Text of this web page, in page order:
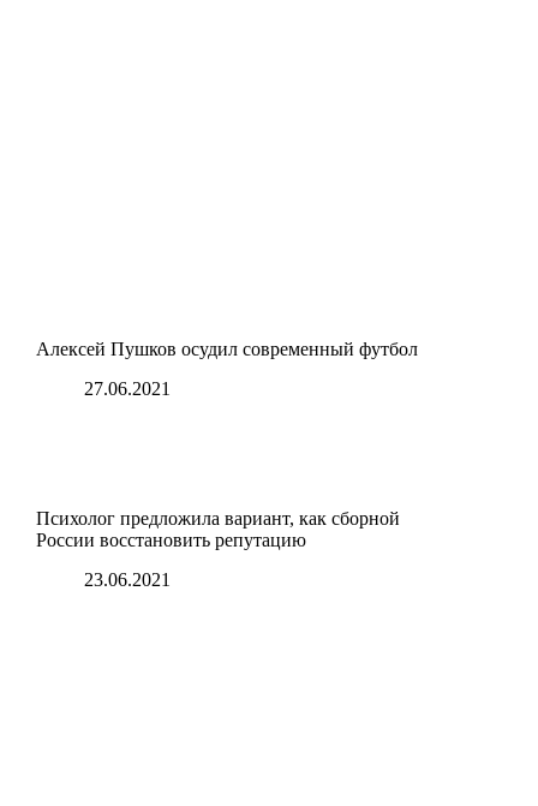
Алексей Пушков осудил современный футбол
27.06.2021
Психолог предложила вариант, как сборной
России восстановить репутацию
23.06.2021